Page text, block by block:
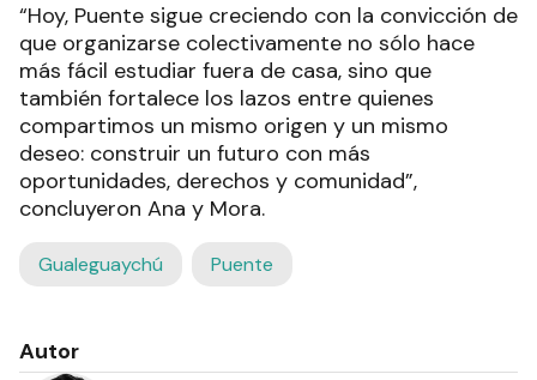
“Hoy, Puente sigue creciendo con la convicción de
que organizarse colectivamente no sólo hace
más fácil estudiar fuera de casa, sino que
también fortalece los lazos entre quienes
compartimos un mismo origen y un mismo
deseo: construir un futuro con más
oportunidades, derechos y comunidad”,
concluyeron Ana y Mora.
Gualeguaychú Puente
Autor